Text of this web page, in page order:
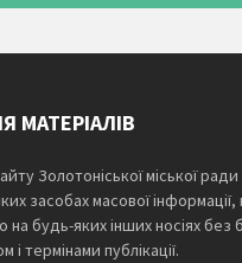
МАТЕРІАЛІВ
Золотоніської міської
засобах масової
на будь-яких інших носіях без
термінами публікації.